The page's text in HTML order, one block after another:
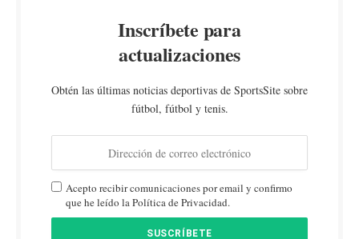
Inscríbete para
actualizaciones
Obtén las últimas noticias deportivas de SportsSite sobre
fútbol, fútbol y tenis.
Acepto recibir comunicaciones por email y confirmo
que he leído la Política de Privacidad.